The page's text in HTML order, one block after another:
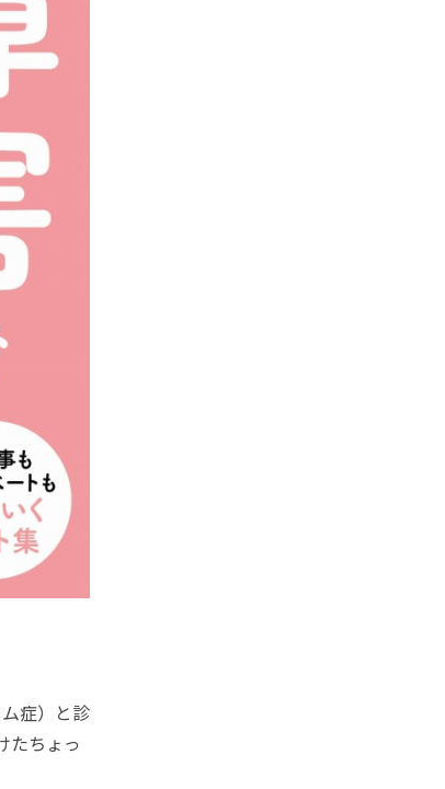
症）と診
たちょっ